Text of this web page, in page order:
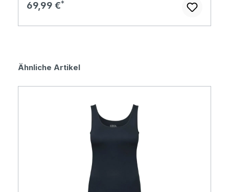
Regulärer Preis:
69,99 €
Produktgalerie überspringen
Ähnliche Artikel